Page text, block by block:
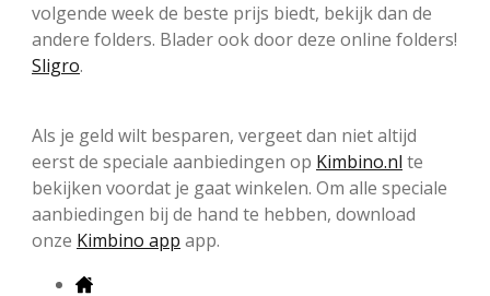
volgende week de beste prijs biedt, bekijk dan de
andere folders. Blader ook door deze online folders!
Sligro.
Als je geld wilt besparen, vergeet dan niet altijd
eerst de speciale aanbiedingen op Kimbino.nl te
bekijken voordat je gaat winkelen. Om alle speciale
aanbiedingen bij de hand te hebben, download
onze Kimbino app app.